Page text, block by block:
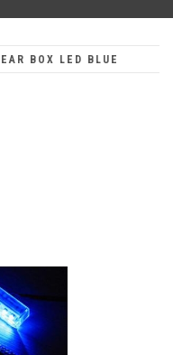
BOX LED BLUE